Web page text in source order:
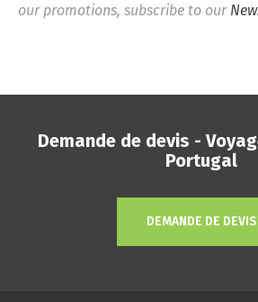
our promotions, subscribe to our
Demande de devis -
Portugal
DEMANDE DE DEVIS